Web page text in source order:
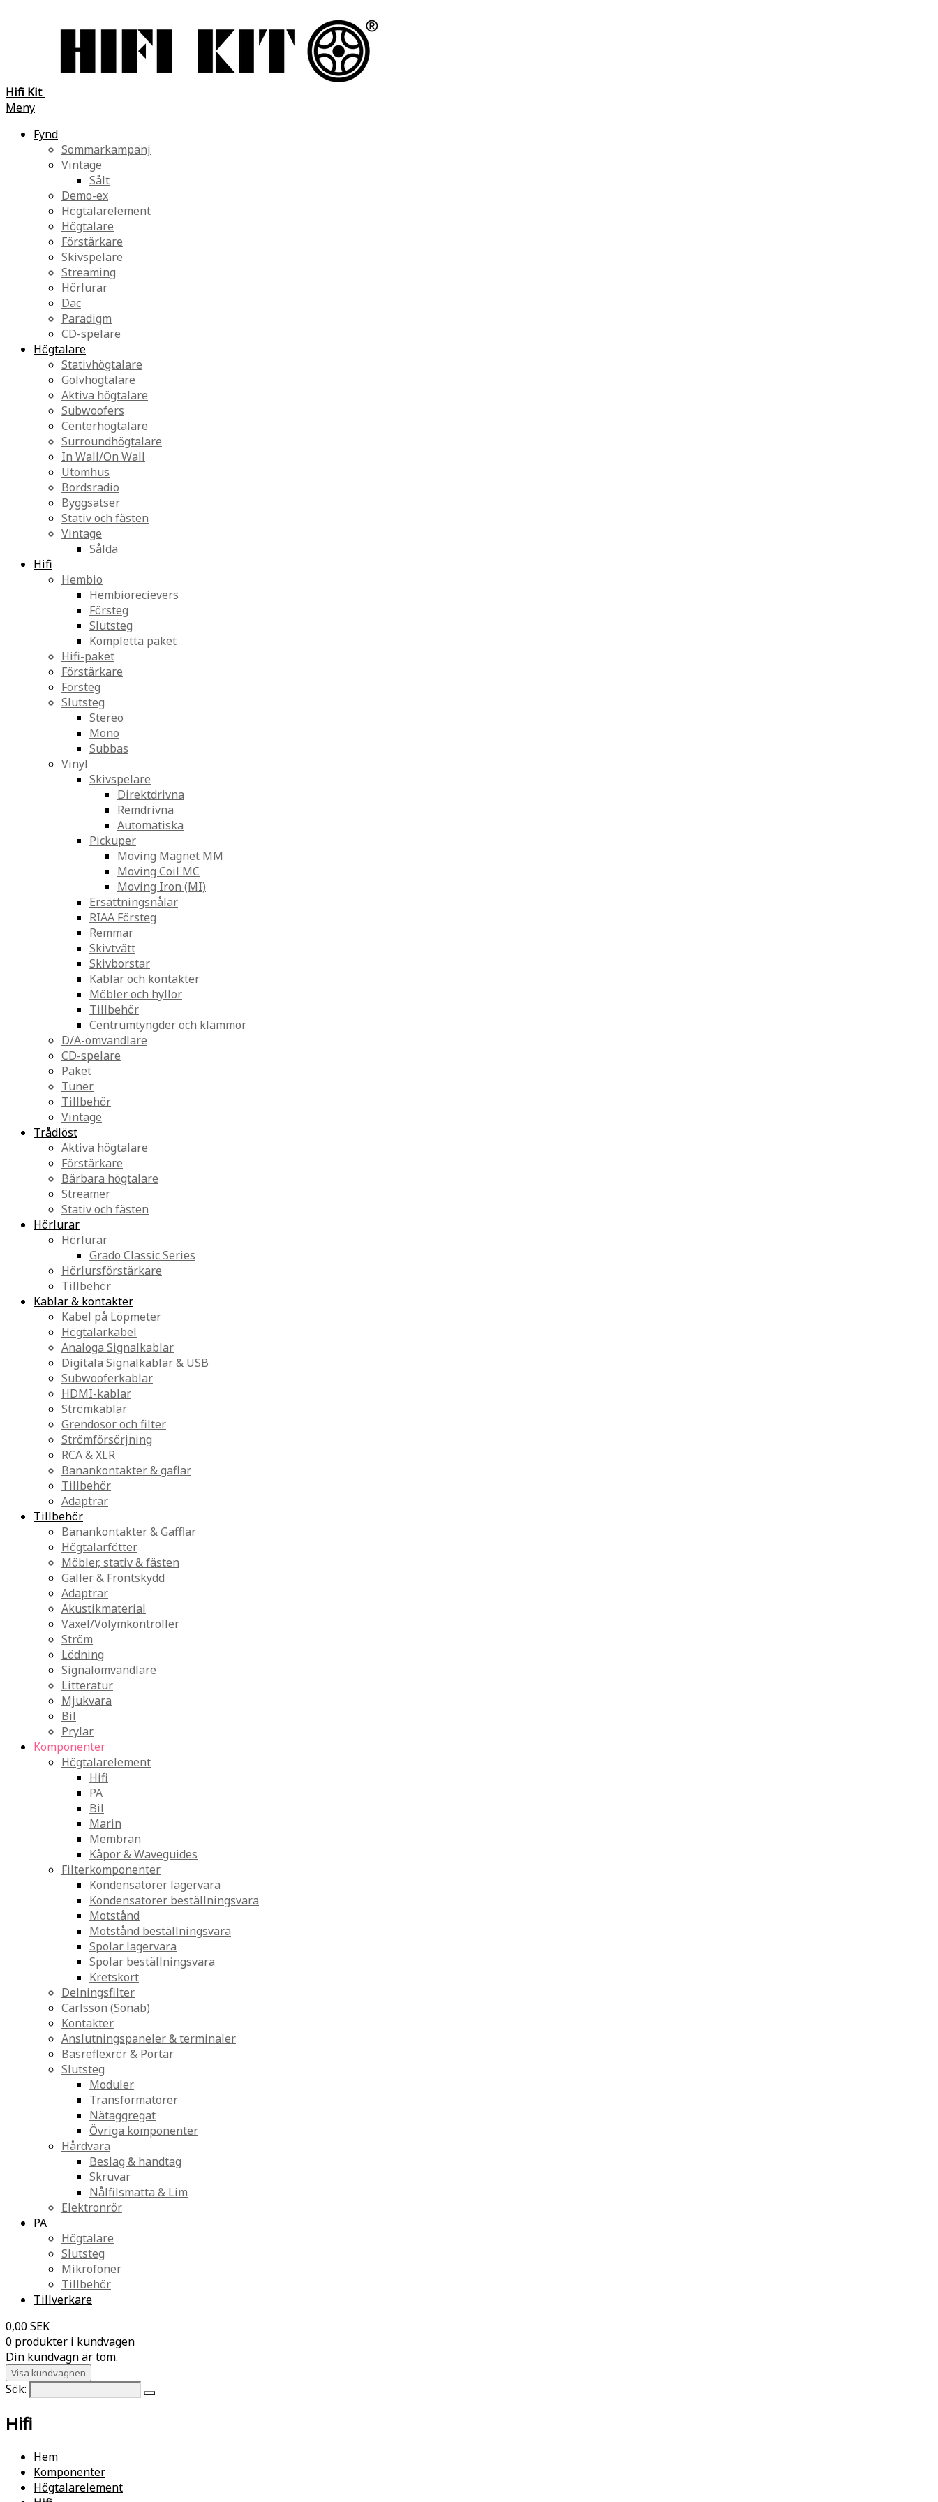
Hifi Kit
Meny
Fynd
Sommarkampanj
Vintage
Sålt
Demo-ex
Högtalarelement
Högtalare
Förstärkare
Skivspelare
Streaming
Hörlurar
Dac
Paradigm
CD-spelare
Högtalare
Stativhögtalare
Golvhögtalare
Aktiva högtalare
Subwoofers
Centerhögtalare
Surroundhögtalare
In Wall/On Wall
Utomhus
Bordsradio
Byggsatser
Stativ och fästen
Vintage
Sålda
Hifi
Hembio
Hembiorecievers
Försteg
Slutsteg
Kompletta paket
Hifi-paket
Förstärkare
Försteg
Slutsteg
Stereo
Mono
Subbas
Vinyl
Skivspelare
Direktdrivna
Remdrivna
Automatiska
Pickuper
Moving Magnet MM
Moving Coil MC
Moving Iron (MI)
Ersättningsnålar
RIAA Försteg
Remmar
Skivtvätt
Skivborstar
Kablar och kontakter
Möbler och hyllor
Tillbehör
Centrumtyngder och klämmor
D/A-omvandlare
CD-spelare
Paket
Tuner
Tillbehör
Vintage
Trådlöst
Aktiva högtalare
Förstärkare
Bärbara högtalare
Streamer
Stativ och fästen
Hörlurar
Hörlurar
Grado Classic Series
Hörlursförstärkare
Tillbehör
Kablar & kontakter
Kabel på Löpmeter
Högtalarkabel
Analoga Signalkablar
Digitala Signalkablar & USB
Subwooferkablar
HDMI-kablar
Strömkablar
Grendosor och filter
Strömförsörjning
RCA & XLR
Banankontakter & gaflar
Tillbehör
Adaptrar
Tillbehör
Banankontakter & Gafflar
Högtalarfötter
Möbler, stativ & fästen
Galler & Frontskydd
Adaptrar
Akustikmaterial
Växel/Volymkontroller
Ström
Lödning
Signalomvandlare
Litteratur
Mjukvara
Bil
Prylar
Komponenter
Högtalarelement
Hifi
PA
Bil
Marin
Membran
Kåpor & Waveguides
Filterkomponenter
Kondensatorer lagervara
Kondensatorer beställningsvara
Motstånd
Motstånd beställningsvara
Spolar lagervara
Spolar beställningsvara
Kretskort
Delningsfilter
Carlsson (Sonab)
Kontakter
Anslutningspaneler & terminaler
Basreflexrör & Portar
Slutsteg
Moduler
Transformatorer
Nätaggregat
Övriga komponenter
Hårdvara
Beslag & handtag
Skruvar
Nålfilsmatta & Lim
Elektronrör
PA
Högtalare
Slutsteg
Mikrofoner
Tillbehör
Tillverkare
0,00 SEK
0 produkter i kundvagen
Din kundvagn är tom.
Visa kundvagnen
Sök:
Hifi
Hem
Komponenter
Högtalarelement